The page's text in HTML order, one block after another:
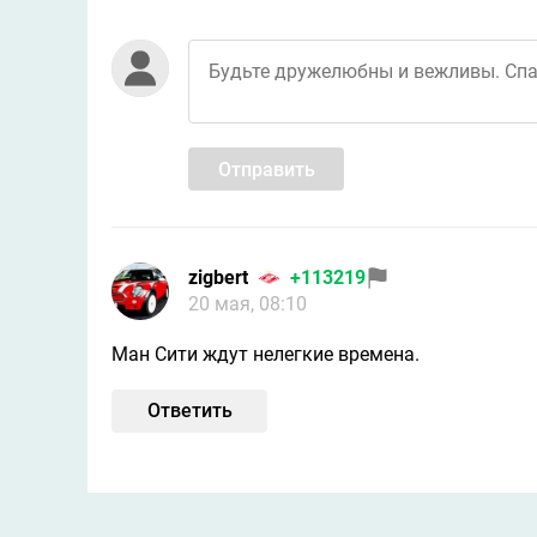
Отправить
zigbert
+113219
20 мая, 08:10
Ман Сити ждут нелегкие времена.
Ответить